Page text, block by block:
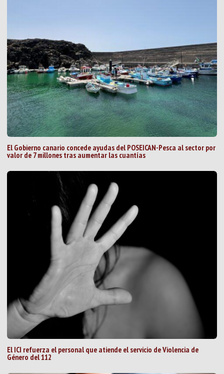
El Gobierno canario concede ayudas del POSEICAN-Pesca al sector por
valor de 7 millones tras aumentar las cuantías
El ICI refuerza el personal que atiende el servicio de Violencia de
Género del 112